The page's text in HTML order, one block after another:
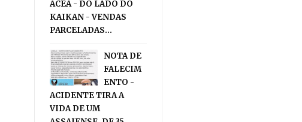
ACEA - DO LADO DO
KAIKAN - VENDAS
PARCELADAS...
NOTA DE
FALECIM
ENTO -
ACIDENTE TIRA A
VIDA DE UM